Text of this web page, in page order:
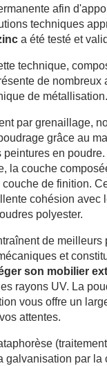
afin
techniques
a été testé et
technique,
de nombreux
de métallisation.
par grenaillage,
grâce au
en
la couche
de finition.
cohésion avec
polyester.
de meilleurs
et
son mobilier
rayons UV. La
vous offre un
attentes.
galvanisation par la